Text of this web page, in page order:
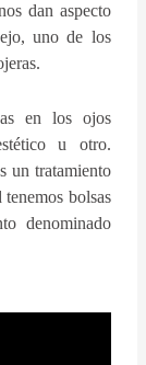
dan aspecto
uno de los
en los ojos
u otro.
un tratamiento
bolsas
denominado